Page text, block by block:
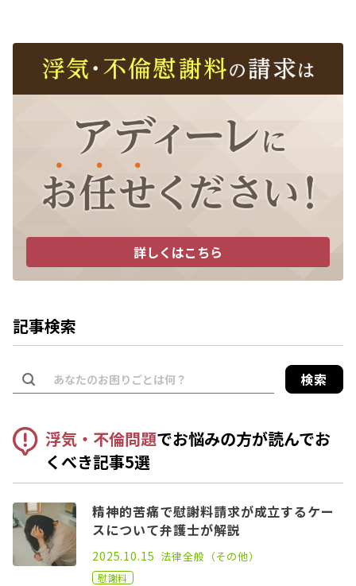
詳しくはこちら
記事検索
検索
浮気・不倫問題でお悩みの方が読んでお
くべき記事5選
精神的苦痛で慰謝料請求が成立するケー
スについて弁護士が解説
2021.03.17
2025.10.15 法律全般（その他）
慰謝料